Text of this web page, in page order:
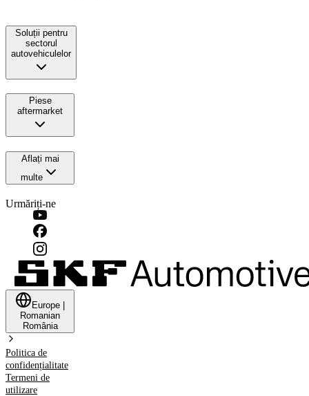
Soluții pentru
sectorul
autovehiculelor
Piese
aftermarket
Aflați mai
multe
Urmăriți-ne
Europe
Romanian
România
Politica de
confidențialitate
Termeni de
utilizare